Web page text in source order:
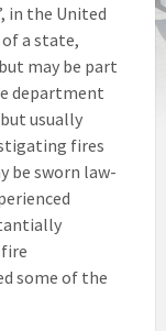
in the United
of a state,
may be part
department
usually
fires
be sworn law-
some of the